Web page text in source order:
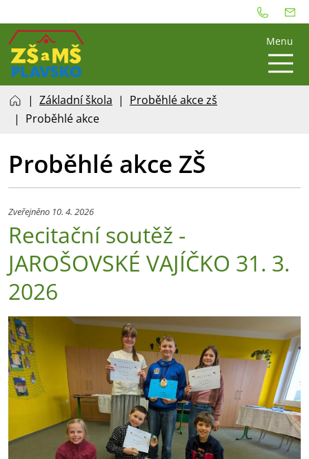
Menu
Základní škola
Proběhlé akce zš
Proběhlé akce
Proběhlé akce ZŠ
Zveřejněno 10. 4. 2026
Recitační soutěž -
JAROŠOVSKÉ VAJÍČKO 31. 3.
2026